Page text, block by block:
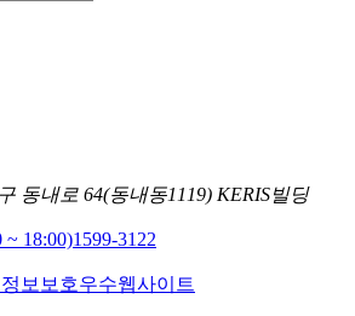
동내로 64(동내동1119) KERIS빌딩
~ 18:00)1599-3122